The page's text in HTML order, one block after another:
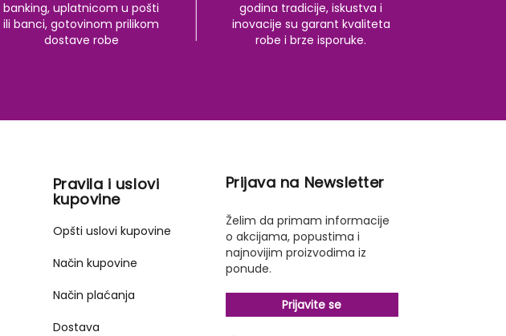
banking, uplatnicom u pošti
ili banci, gotovinom prilikom
dostave robe
godina tradicije, iskustva i
inovacije su garant kvaliteta
robe i brze isporuke.
Pravila i uslovi
kupovine
Opšti uslovi kupovine
Način kupovine
Način plaćanja
Dostava
Prijava na Newsletter
Želim da primam informacije
o akcijama, popustima i
najnovijim proizvodima iz
ponude.
Prijavite se